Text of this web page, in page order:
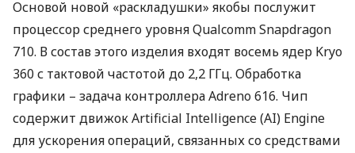
Основой новой «раскладушки» якобы послужит
процессор среднего уровня Qualcomm Snapdragon
710. В состав этого изделия входят восемь ядер Kryo
360 с тактовой частотой до 2,2 ГГц. Обработка
графики – задача контроллера Adreno 616. Чип
содержит движок Artificial Intelligence (AI) Engine
для ускорения операций, связанных со средствами